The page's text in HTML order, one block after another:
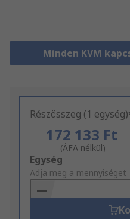
Minden KVM
Részösszeg (1
172 133 Ft
(ÁFA nélkül)
Add
to
Basket
Egység
Adja meg a mennyiséget